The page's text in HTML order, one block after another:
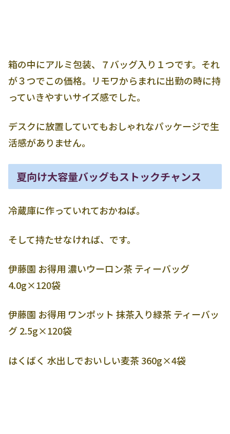
箱の中にアルミ包装、７バッグ入り１つです。それ
が３つでこの価格。リモワからまれに出勤の時に持
っていきやすいサイズ感でした。
デスクに放置していてもおしゃれなパッケージで生
活感がありません。
夏向け大容量バッグもストックチャンス
冷蔵庫に作っていれておかねば。
そして持たせなければ、です。
伊藤園 お得用 濃いウーロン茶 ティーバッグ
4.0g×120袋
伊藤園 お得用 ワンポット 抹茶入り緑茶 ティーバッ
グ 2.5g×120袋
はくばく 水出しでおいしい麦茶 360g×4袋